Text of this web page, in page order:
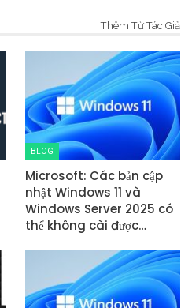
Thêm Từ Tác Giả
BLOG
Microsoft: Các bản cập
nhật Windows 11 và
Windows Server 2025 có
thể không cài được…